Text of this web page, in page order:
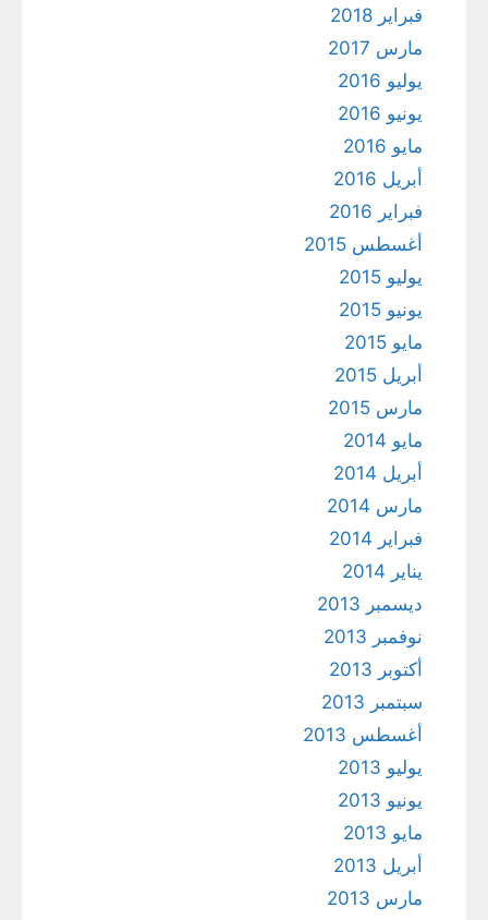
فبراير 2018
مارس 2017
يوليو 2016
يونيو 2016
مايو 2016
أبريل 2016
فبراير 2016
أغسطس 2015
يوليو 2015
يونيو 2015
مايو 2015
أبريل 2015
مارس 2015
مايو 2014
أبريل 2014
مارس 2014
فبراير 2014
يناير 2014
ديسمبر 2013
نوفمبر 2013
أكتوبر 2013
سبتمبر 2013
أغسطس 2013
يوليو 2013
يونيو 2013
مايو 2013
أبريل 2013
مارس 2013